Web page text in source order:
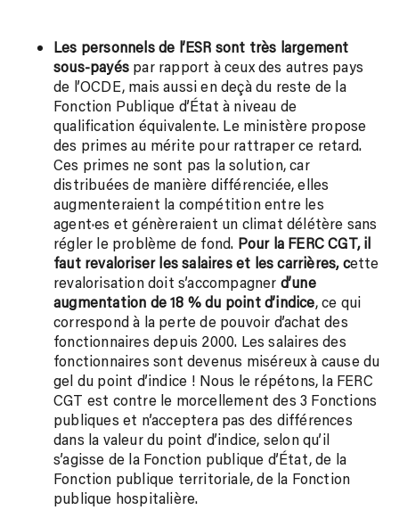
Les personnels de l’ESR sont très largement
sous-payés par rapport à ceux des autres pays
de l’OCDE, mais aussi en deçà du reste de la
Fonction Publique d’État à niveau de
qualification équivalente. Le ministère propose
des primes au mérite pour rattraper ce retard.
Ces primes ne sont pas la solution, car
distribuées de manière différenciée, elles
augmenteraient la compétition entre les
agent·es et génèreraient un climat délétère sans
régler le problème de fond. Pour la FERC CGT, il
faut revaloriserles salaires et les carrières, cette
revalorisation doit s’accompagner d’une
augmentation de 18 % du point d’indice, ce qui
correspond à la perte de pouvoir d’achat des
fonctionnaires depuis 2000. Les salaires des
fonctionnaires sont devenus miséreux à cause du
gel du point d’indice ! Nous le répétons, la FERC
CGT est contre le morcellement des 3 Fonctions
publiques et n’acceptera pas des différences
dans la valeur du point d’indice, selon qu’il
s’agisse de la Fonction publique d’État, de la
Fonction publique territoriale, de la Fonction
publique hospitalière.